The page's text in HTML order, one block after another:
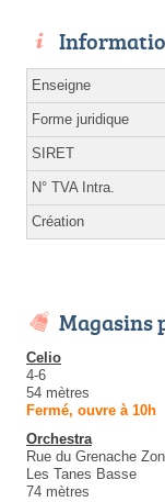
Enseigne
Forme juridique
SIRET
N° TVA Intra.
Création
Magasins
Celio
4-6
54 mètres
Fermé, ouvre à 10h
Orchestra
Rue du Grenache
Les Tanes Basse
74 mètres